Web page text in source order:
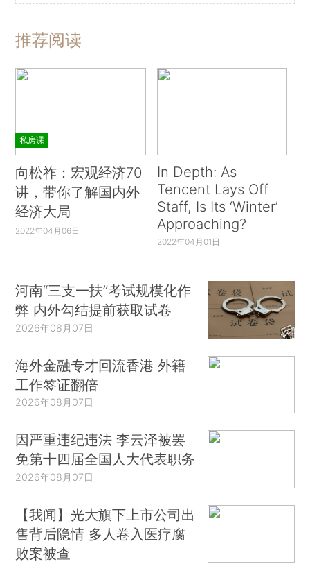
推荐阅读
私房课
向松祚：宏观经济70
讲，带你了解国内外
经济大局
2022年04月06日
In Depth: As
Tencent Lays Off
Staff, Is Its ‘Winter’
Approaching?
2022年04月01日
河南“三支一扶”考试规模化作
弊 内外勾结提前获取试卷
2026年08月07日
海外金融专才回流香港 外籍
工作签证翻倍
2026年08月07日
因严重违纪违法 李云泽被罢
免第十四届全国人大代表职务
2026年08月07日
【我闻】光大旗下上市公司出
售背后隐情 多人卷入医疗腐
败案被查